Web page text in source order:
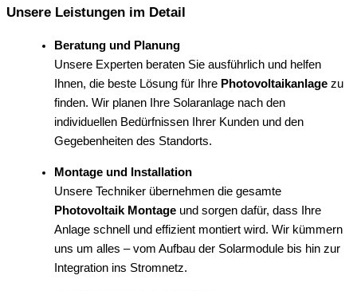
Unsere Leistungen im Detail
Beratung und Planung
Unsere Experten beraten Sie ausführlich und helfen
Ihnen, die beste Lösung für Ihre Photovoltaikanlage zu
finden. Wir planen Ihre Solaranlage nach den
individuellen Bedürfnissen Ihrer Kunden und den
Gegebenheiten des Standorts.
Montage und Installation
Unsere Techniker übernehmen die gesamte
Photovoltaik Montage und sorgen dafür, dass Ihre
Anlage schnell und effizient montiert wird. Wir kümmern
uns um alles – vom Aufbau der Solarmodule bis hin zur
Integration ins Stromnetz.